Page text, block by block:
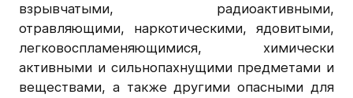
взрывчатыми, радиоактивными,
отравляющими, наркотическими, ядовитыми,
легковоспламеняющимися, химически
активными и сильнопахнущими предметами и
веществами, а также другими опасными для